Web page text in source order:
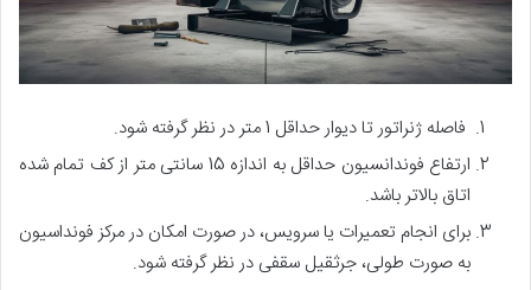
فاصله ژنراتور تا دیوار حداقل 1 متر در نظر گرفته شود.
ارتفاع فوندانسیون حداقل به اندازه 15 سانتی متر از کف تمام شده
اتاق بالاتر باشد.
برای انجام تعمیرات یا سرویس، در صورت امکان در مرکز فونداسیون
به صورت طولی، جرثقیل سقفی در نظر گرفته شود.